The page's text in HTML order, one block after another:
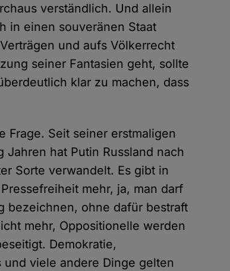
verständlich. Und allein
in einen souveränen Staat
und aufs Völkerrecht
seiner Fantasien geht, sollte
klar zu machen, dass
Frage. Seit seiner erstmaligen
hat Putin Russland nach
Sorte verwandelt. Es gibt in
mehr, ja, man darf
bezeichnen, ohne dafür bestraft
mehr, Oppositionelle werden
Demokratie,
viele andere Dinge gelten